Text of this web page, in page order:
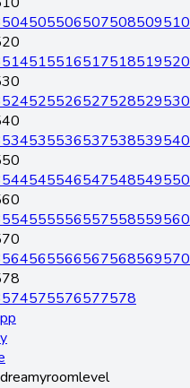
504505506507508509510
514515516517518519520
524525526527528529530
534535536537538539540
544545546547548549550
554555556557558559560
564565566567568569570
574575576577578